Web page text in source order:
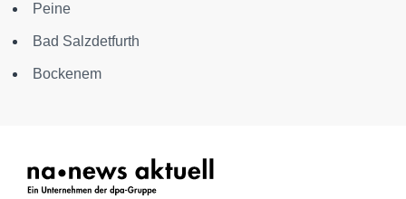
Peine
Bad Salzdetfurth
Bockenem